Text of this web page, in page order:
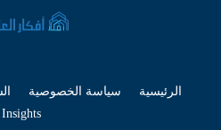
الرئيسية سياسة الخصوصية
Insights